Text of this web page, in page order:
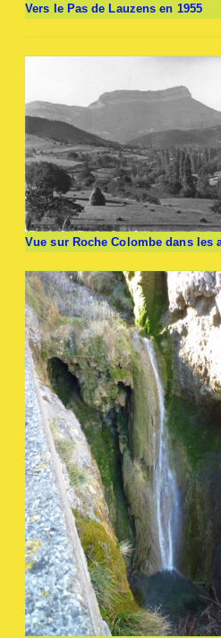
Vers le Pas de Lauzens en 1955
Vue sur Roche Colombe dans les